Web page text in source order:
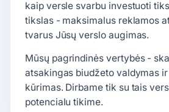
kaip versle svarbu investuoti
tikslas - maksimalus reklamos
tvarus Jūsų verslo augimas.
Mūsų pagrindinės vertybės -
atsakingas biudžeto valdymas
kūrimas. Dirbame tik su tais
potencialu tikime.